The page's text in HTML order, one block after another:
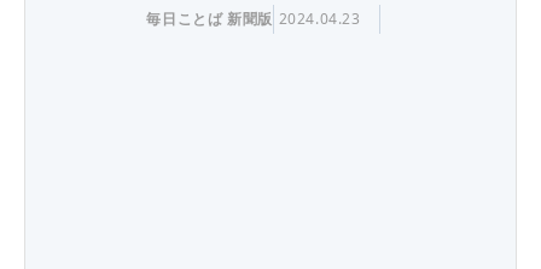
毎日ことば 新聞版 2024.04.23